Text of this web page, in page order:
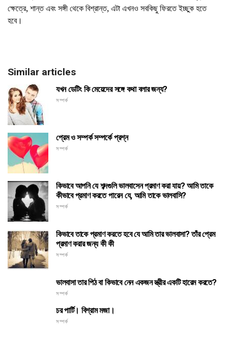
ক্ষেত্রে, শান্ত এবং সঙ্গী থেকে বিশ্রান্ত, এটা এখনও সবকিছু ফিরতে ইচ্ছুক হতে
হবে।
Similar articles
যখন ডেটিং কি মেয়েদের সঙ্গে কথা বলার জন্য?
সম্পর্ক
প্রেম ও সম্পর্ক সম্পর্কে প্রশ্ন
সম্পর্ক
কিভাবে আপনি যে শব্দগুলি ভালবাসেন প্রমাণ করা যায়? আমি তাকে
কীভাবে প্রমাণ করতে পারেন যে, আমি তাকে ভালবাসি?
সম্পর্ক
কিভাবে তাকে প্রমাণ করতে হবে যে আমি তার ভালবাসা? তাঁর প্রেম
প্রমাণ করার জন্য কী কী
সম্পর্ক
ভালবাসা তার পিঠ বা কিভাবে নেন একজন স্ত্রীর একটি হারেম করতে?
সম্পর্ক
চর পার্টি। বিশ্রাম মজা।
সম্পর্ক